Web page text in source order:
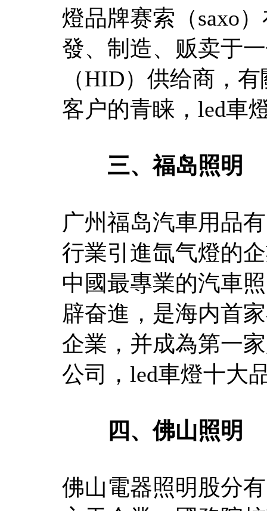
燈品牌赛索（saxo
發、制造、贩卖于
（HID）供给商，
客户的青睐，led車
三、福岛照明
广州福岛汽車用品
行業引進氙气燈的
中國最專業的汽車
辟奋進，是海内首
企業，并成為第一
公司，led車燈十大
四、佛山照明
佛山電器照明股分